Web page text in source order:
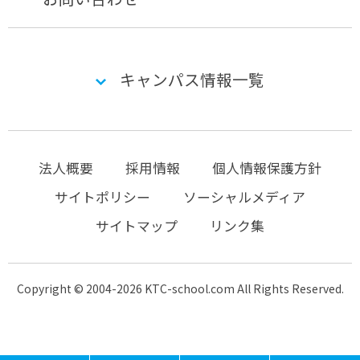
キャンパス情報一覧
法人概要 採用情報
個人情報保護方針
サイトポリシー
ソーシャルメディア
サイトマップ
リンク集
Copyright © 2004-2026 KTC-school.com All Rights Reserved.